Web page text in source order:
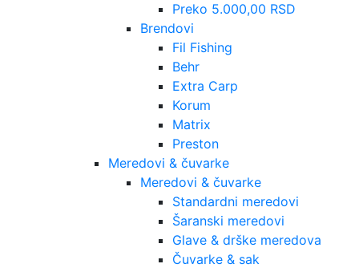
Preko 5.000,00 RSD
Brendovi
Fil Fishing
Behr
Extra Carp
Korum
Matrix
Preston
Meredovi & čuvarke
Meredovi & čuvarke
Standardni meredovi
Šaranski meredovi
Glave & drške meredova
Čuvarke & sak